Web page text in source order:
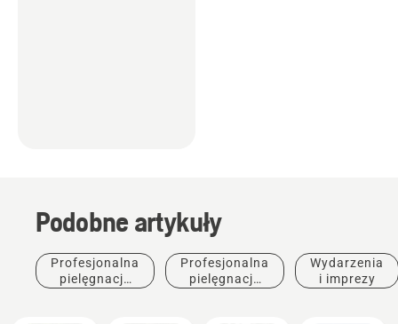
Podobne artykuły
Profesjonalna
pielęgnacja
Profesjonalna
pielęgnacja
Wydarzenia
i imprezy